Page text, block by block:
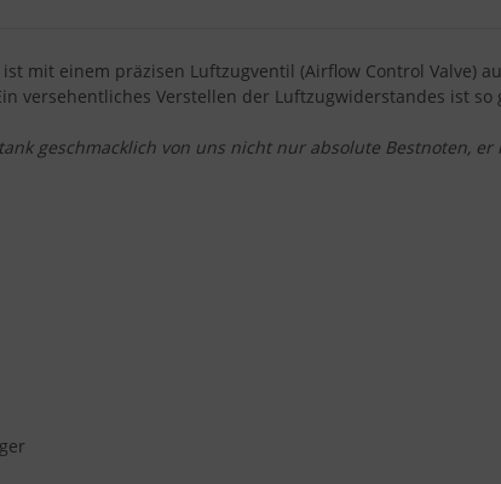
mit einem präzisen Luftzugventil (Airflow Control Valve)
versehentliches Verstellen der Luftzugwiderstandes ist so
geschmacklich von uns nicht nur absolute Bestnoten,